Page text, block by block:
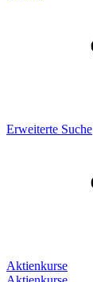
Erweiterte Suche
Aktienkurse